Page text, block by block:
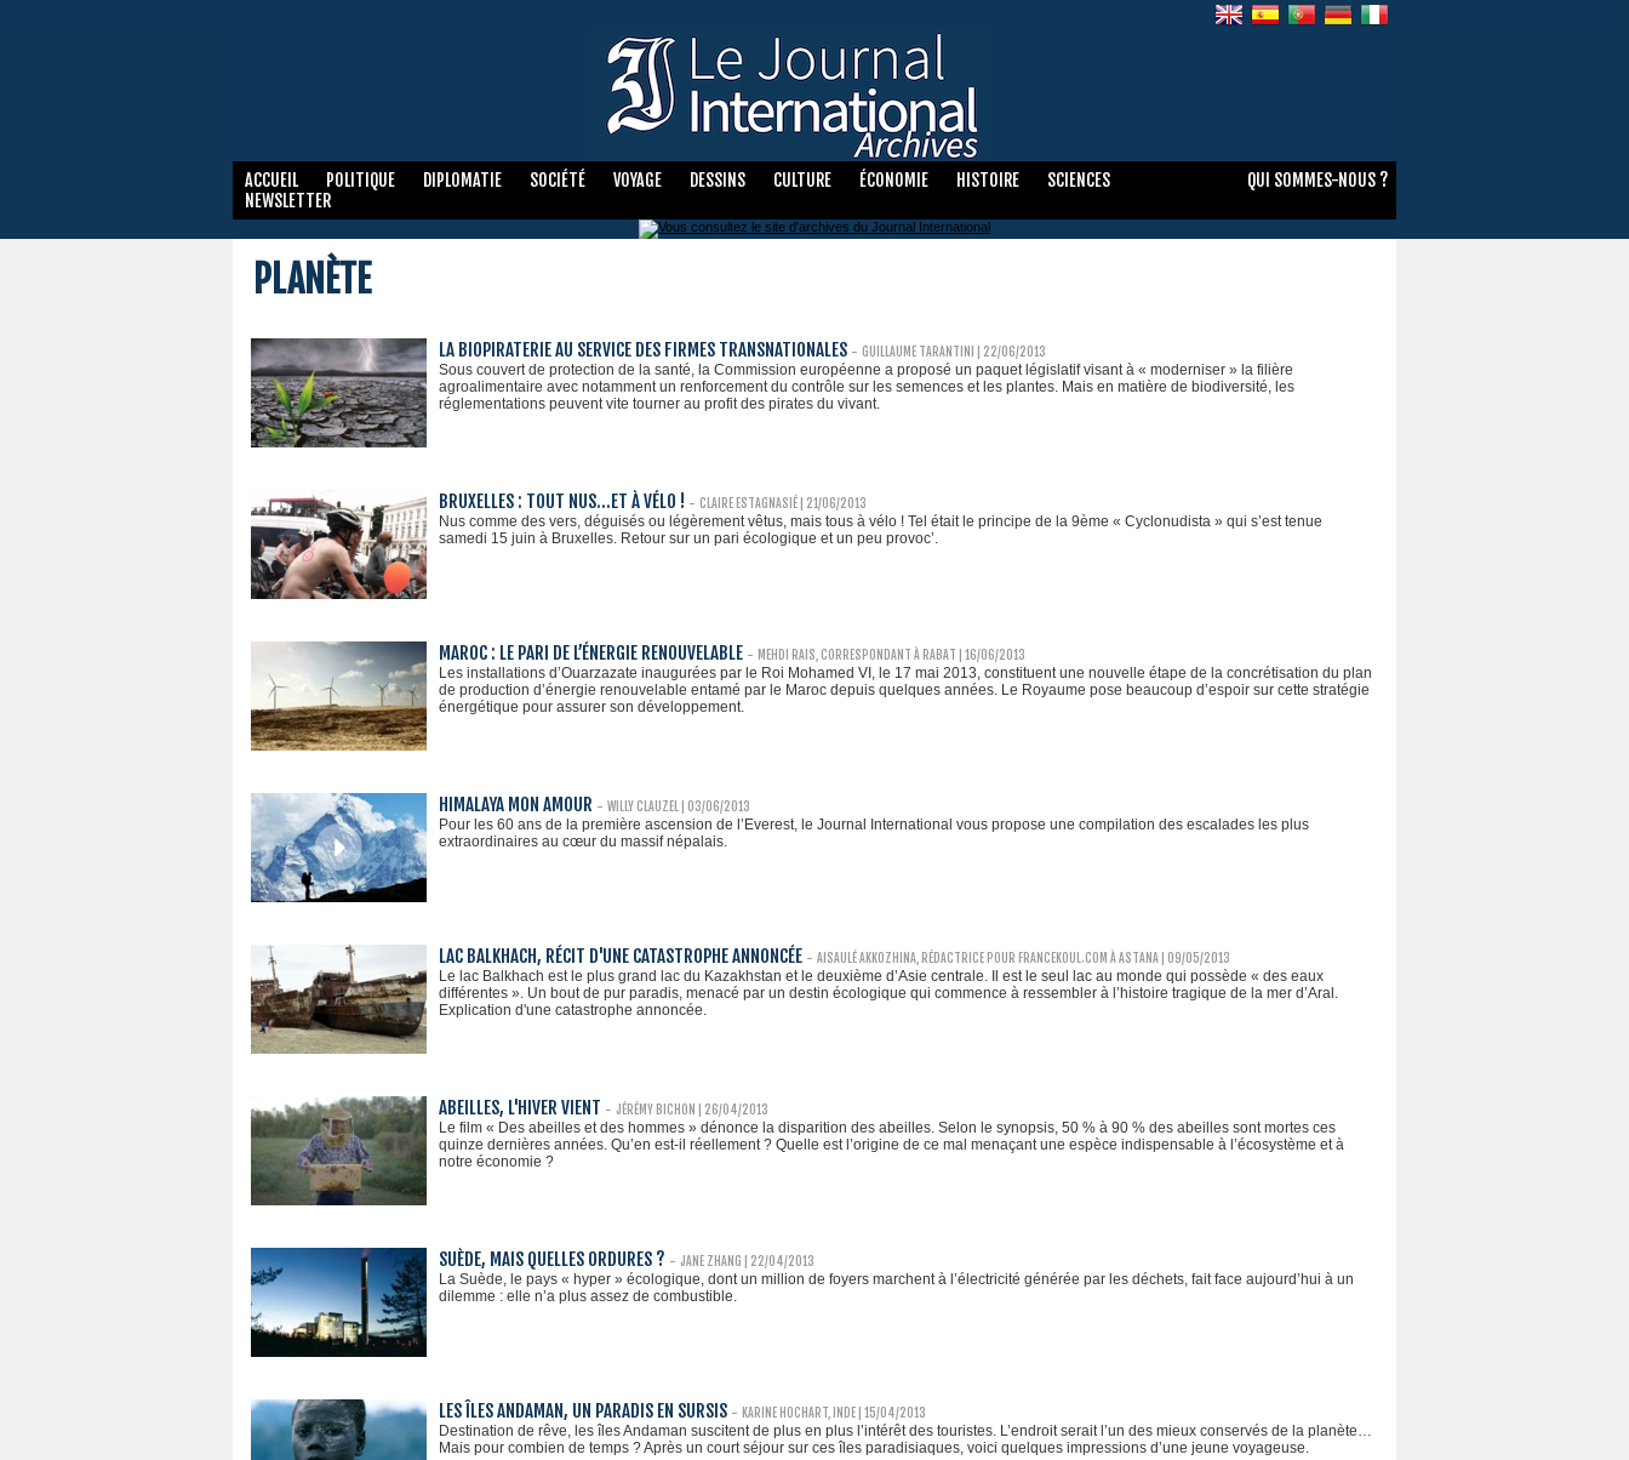
ACCUEIL POLITIQUE DIPLOMATIE SOCIÉTÉ VOYAGE DESSINS CULTURE ÉCONOMIE HISTOIRE
SCIENCES
NEWSLETTER
QUI SOMMES-NOUS ?
PLANÈTE
LA BIOPIRATERIE AU SERVICE DES FIRMES TRANSNATIONALES - GUILLAUME TARANTINI | 22/06/2013
Sous couvert de protection de la santé, la Commission européenne a proposé un paquet législatif visant à « moderniser » la filière
agroalimentaire avec notamment un renforcement du contrôle sur les semences et les plantes. Mais en matière de biodiversité, les
réglementations peuvent vite tourner au profit des pirates du vivant.
BRUXELLES : TOUT NUS…ET À VÉLO ! - CLAIRE ESTAGNASIÉ | 21/06/2013
Nus comme des vers, déguisés ou légèrement vêtus, mais tous à vélo ! Tel était le principe de la 9ème « Cyclonudista » qui s’est tenue
samedi 15 juin à Bruxelles. Retour sur un pari écologique et un peu provoc’.
MAROC : LE PARI DE L’ÉNERGIE RENOUVELABLE - MEHDI RAIS, CORRESPONDANT À RABAT | 16/06/2013
Les installations d’Ouarzazate inaugurées par le Roi Mohamed VI, le 17 mai 2013, constituent une nouvelle étape de la concrétisation du plan
de production d’énergie renouvelable entamé par le Maroc depuis quelques années. Le Royaume pose beaucoup d’espoir sur cette stratégie
énergétique pour assurer son développement.
HIMALAYA MON AMOUR - WILLY CLAUZEL | 03/06/2013
Pour les 60 ans de la première ascension de l’Everest, le Journal International vous propose une compilation des escalades les plus
extraordinaires au cœur du massif népalais.
LAC BALKHACH, RÉCIT D'UNE CATASTROPHE ANNONCÉE - AISAULÉ AKKOZHINA, RÉDACTRICE POUR FRANCEKOUL.COM À ASTANA | 09/05/2013
Le lac Balkhach est le plus grand lac du Kazakhstan et le deuxième d’Asie centrale. Il est le seul lac au monde qui possède « des eaux
différentes ». Un bout de pur paradis, menacé par un destin écologique qui commence à ressembler à l’histoire tragique de la mer d’Aral.
Explication d'une catastrophe annoncée.
ABEILLES, L'HIVER VIENT - JÉRÉMY BICHON | 26/04/2013
Le film « Des abeilles et des hommes » dénonce la disparition des abeilles. Selon le synopsis, 50 % à 90 % des abeilles sont mortes ces
quinze dernières années. Qu’en est-il réellement ? Quelle est l’origine de ce mal menaçant une espèce indispensable à l’écosystème et à
notre économie ?
SUÈDE, MAIS QUELLES ORDURES ? - JANE ZHANG | 22/04/2013
La Suède, le pays « hyper » écologique, dont un million de foyers marchent à l’électricité générée par les déchets, fait face aujourd’hui à un
dilemme : elle n’a plus assez de combustible.
LES ÎLES ANDAMAN, UN PARADIS EN SURSIS - KARINE HOCHART, INDE | 15/04/2013
Destination de rêve, les îles Andaman suscitent de plus en plus l’intérêt des touristes. L’endroit serait l’un des mieux conservés de la planète…
Mais pour combien de temps ? Après un court séjour sur ces îles paradisiaques, voici quelques impressions d’une jeune voyageuse.